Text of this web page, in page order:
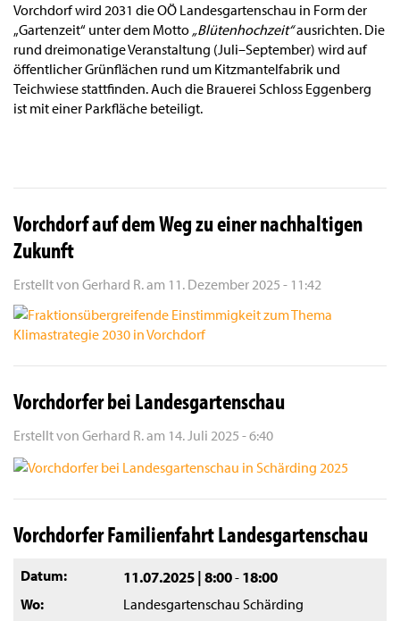
Vorchdorf wird 2031 die OÖ Landesgartenschau in Form der
„Gartenzeit“ unter dem Motto „Blütenhochzeit“ausrichten. Die
rund dreimonatige Veranstaltung (Juli–September) wird auf
öffentlicher Grünflächen rund um Kitzmantelfabrik und
Teichwiese stattfinden. Auch die Brauerei Schloss Eggenberg
ist mit einer Parkfläche beteiligt.
Vorchdorf auf dem Weg zu einer nachhaltigen
Zukunft
Erstellt von Gerhard R.am 11. Dezember 2025 - 11:42
Vorchdorfer bei Landesgartenschau
Erstellt von Gerhard R.am 14. Juli 2025 - 6:40
Vorchdorfer Familienfahrt Landesgartenschau
Datum 11.07.2025 | 8:00- 18:00
Wo
Landesgartenschau Schärding